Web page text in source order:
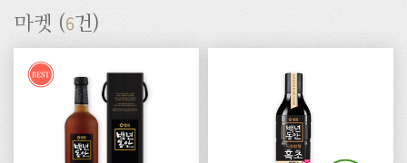
마켓 (6건)
Best